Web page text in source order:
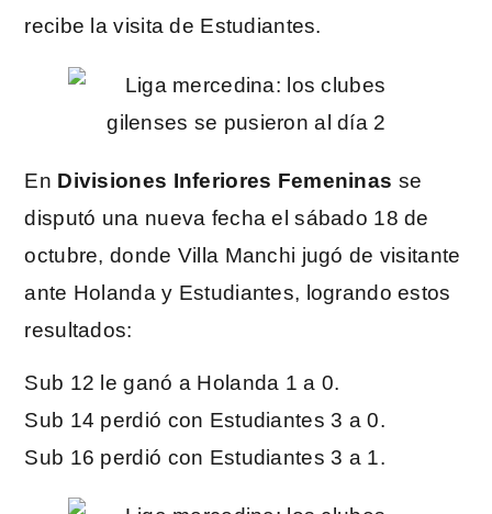
recibe la visita de Estudiantes.
En Divisiones Inferiores Femeninas se
disputó una nueva fecha el sábado 18 de
octubre, donde Villa Manchi jugó de visitante
ante Holanda y Estudiantes, logrando estos
resultados:
Sub 12 le ganó a Holanda 1 a 0.
Sub 14 perdió con Estudiantes 3 a 0.
Sub 16 perdió con Estudiantes 3 a 1.